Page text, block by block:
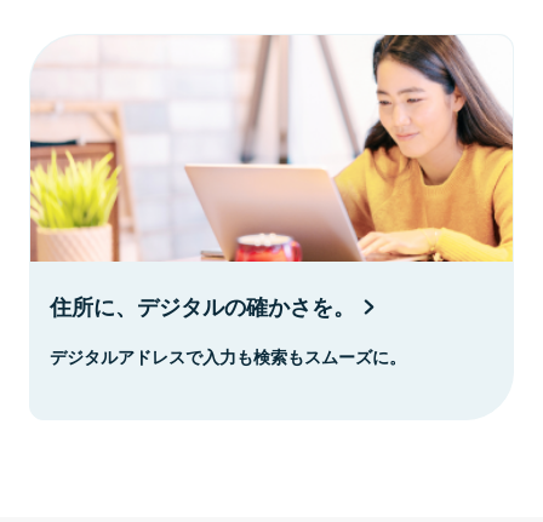
住所に、デジタルの確かさを。
デジタルアドレスで入力も検索もスムーズに。